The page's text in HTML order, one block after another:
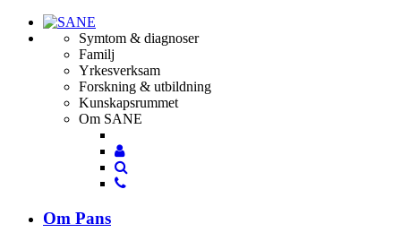
Symtom & diagnoser
Familj
Yrkesverksam
Forskning & utbildning
Kunskapsrummet
Om SANE
Mina
sidor
Mina
sidor
Sök
Sök
Om Pans